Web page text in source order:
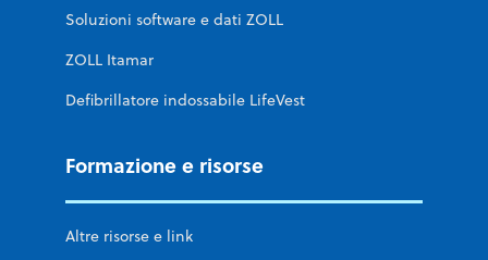
Soluzioni software e dati ZOLL
ZOLL Itamar
Defibrillatore indossabile LifeVest
Formazione e risorse
Altre risorse e link